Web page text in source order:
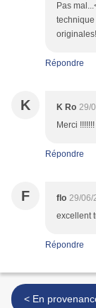
Pas
technique
Répondre
K K Ro 29/
Merci
Répondre
F flo 29/06/
excellent
Répondre
< En